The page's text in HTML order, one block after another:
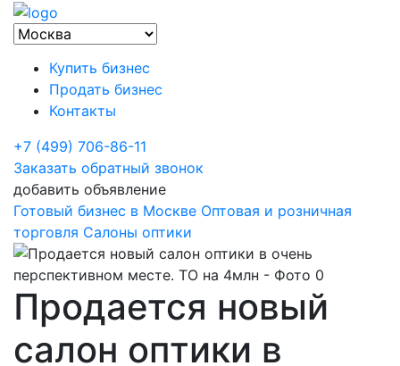
Купить бизнес
Продать бизнес
Контакты
+7 (499) 706-86-11
Заказать обратный звонок
добавить объявление
Готовый бизнес в Москве Оптовая и розничная
торговля Салоны оптики
Продается новый
салон оптики в